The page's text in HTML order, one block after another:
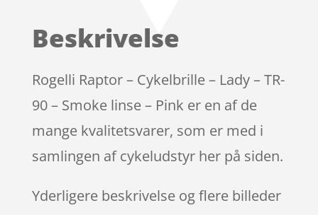
kundebedøm
Beskrivelse
Rogelli Raptor – Cykelbrille – Lady – TR-
90 – Smoke linse – Pink er en af de
mange kvalitetsvarer, som er med i
samlingen af cykeludstyr her på siden.
Yderligere beskrivelse og flere billeder